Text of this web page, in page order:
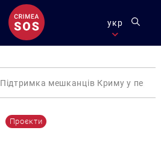
укр
Підтримка мешканців Криму у
Проєкти